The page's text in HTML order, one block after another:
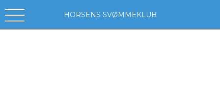
HORSENS SVØMMEKLUB